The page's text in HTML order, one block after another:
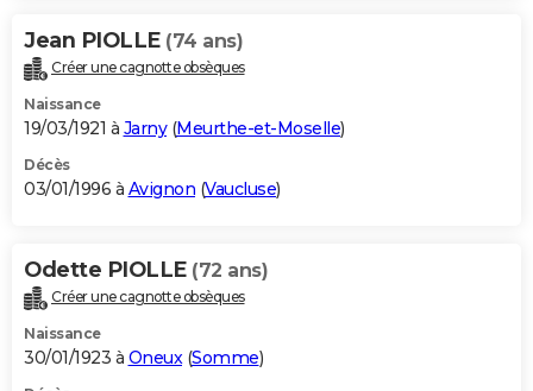
Jean PIOLLE (74 ans)
Créer une cagnotte obsèques
Naissance
19/03/1921 à Jarny(Meurthe-et-Moselle)
Décès
03/01/1996 à Avignon (Vaucluse)
Odette PIOLLE (72 ans)
Créer une cagnotte obsèques
Naissance
30/01/1923 à Oneux(Somme)